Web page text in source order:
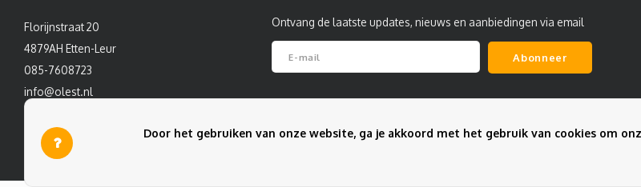
Florijnstraat 20
4879AH Etten-Leur
085-7608723
info@olest.nl
Ontvang de laatste updates, nieuws en aanbiedingen via email
Abonneer
Door het gebruiken van onze website, ga je akkoord met het gebruik van cookies om